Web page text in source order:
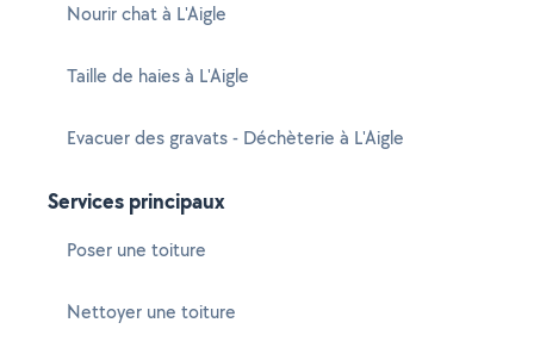
Nourir chat à L'Aigle
Taille de haies à L'Aigle
Evacuer des gravats - Déchèterie à L'Aigle
Services principaux
Poser une toiture
Nettoyer une toiture